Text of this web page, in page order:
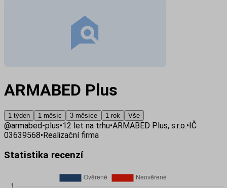
ARMABED Plus
1 týden 1 měsíc 3 měsíce 1 rok Vše
@armabed-plus•12 let na trhu•ARMABED Plus, s.r.o.•IČ
03639568•Realizační firma
Statistika recenzí